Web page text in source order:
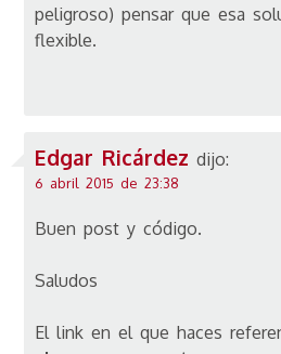
peligroso) pensar que esa
flexible.
Edgar Ricárdez dijo:
6 abril 2015 de 23:38
Buen post y código.
Saludos
El link en el que haces